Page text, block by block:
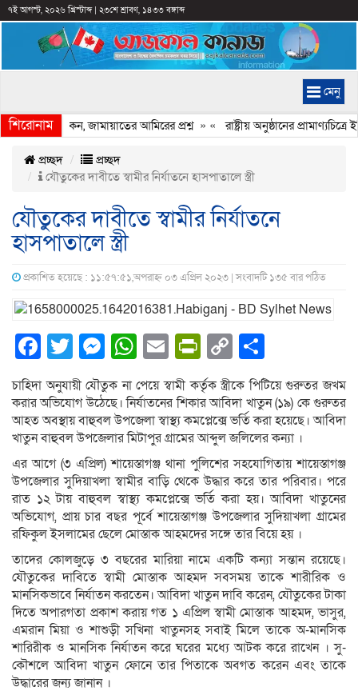
৭ই আগস্ট, ২০২৬ খ্রিস্টাব্দ| ২৩শে শ্রাবণ, ১৪৩৩ বঙ্গাব্দ
মেনু
শিরোনাম
হচ্ছে কেন, জামায়াতের আমিরের প্রশ্ন» « রাষ্ট্রীয় অনুষ্ঠানের
প্রচ্ছদ
প্রচ্ছদ
যৌতুকের দাবীতে স্বামীর নির্যাতনে হাসপাতালে স্ত্রী
যৌতুকের দাবীতে স্বামীর নির্যাতনে
হাসপাতালে স্ত্রী
প্রকাশিত হয়েছে : ১১:৫৭:৫১,অপরাহ্ন ০৩ এপ্রিল ২০২৩ | সংবাদটি ১৩৫ বার পঠিত
Facebook
Twitter
Messenger
WhatsApp
EmailPrintFriendly
Copy
Link
চাহিদা অনুযায়ী যৌতুক না পেয়ে স্বামী কর্তৃক স্ত্রীকে পিটিয়ে গুরুতর জখম
করার অভিযোগ উঠেছে। নির্যাতনের শিকার আবিদা খাতুন (১৯) কে গুরুতর
আহত অবস্থায় বাহুবল উপজেলা স্বাস্থ্য কমপ্লেক্সে ভর্তি করা হয়েছে। আবিদা
খাতুন বাহুবল উপজেলার মিটাপুর গ্রামের আব্দুল জলিলের কন্যা ।
এর আগে (৩ এপ্রিল) শায়েস্তাগঞ্জ থানা পুলিশের সহযোগিতায় শায়েস্তাগঞ্জ
উপজেলার সুদিয়াখলা স্বামীর বাড়ি থেকে উদ্ধার করে তার পরিবার। পরে
রাত ১২ টায় বাহুবল স্বাস্থ্য কমপ্লেক্সে ভর্তি করা হয়। আবিদা খাতুনের
অভিযোগ, প্রায় চার বছর পূর্বে শায়েস্তাগঞ্জ উপজেলার সুদিয়াখলা গ্রামের
রফিকুল ইসলামের ছেলে মোস্তাক আহমদের সঙ্গে তার বিয়ে হয় ।
তাদের কোলজুড়ে ৩ বছরের মারিয়া নামে একটি কন্যা সন্তান রয়েছে।
যৌতুকের দাবিতে স্বামী মোস্তাক আহমদ সবসময় তাকে শারীরিক ও
মানসিকভাবে নির্যাতন করতেন। আবিদা খাতুন দাবি করেন, যৌতুকের টাকা
দিতে অপারগতা প্রকাশ করায় গত ১ এপ্রিল স্বামী মোস্তাক আহমদ, ভাসুর,
এমরান মিয়া ও শাশুড়ী সখিনা খাতুনসহ সবাই মিলে তাকে অ-মানসিক
শারিরীক ও মানসিক নির্যাতন করে ঘরের মধ্যে আটক করে রাখেন । সু-
কৌশলে আবিদা খাতুন ফোনে তার পিতাকে অবগত করেন এবং তাকে
উদ্ধারের জন্য জানান ।